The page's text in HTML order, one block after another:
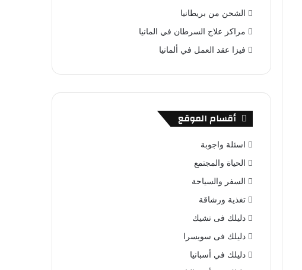
الشحن من بريطانيا
مراكز علاج السرطان في المانيا
فيزا عقد العمل في ألمانيا
أقسام الموقع
اسئلة واجوبة
الحياة والمجتمع
السفر والسياحة
تغذية ورشاقة
دليلك فى تشيك
دليلك فى سويسرا
دليلك في أسبانيا